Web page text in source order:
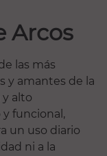
Arcos
las más
y amantes de la
alto
funcional,
un uso diario
ni a la